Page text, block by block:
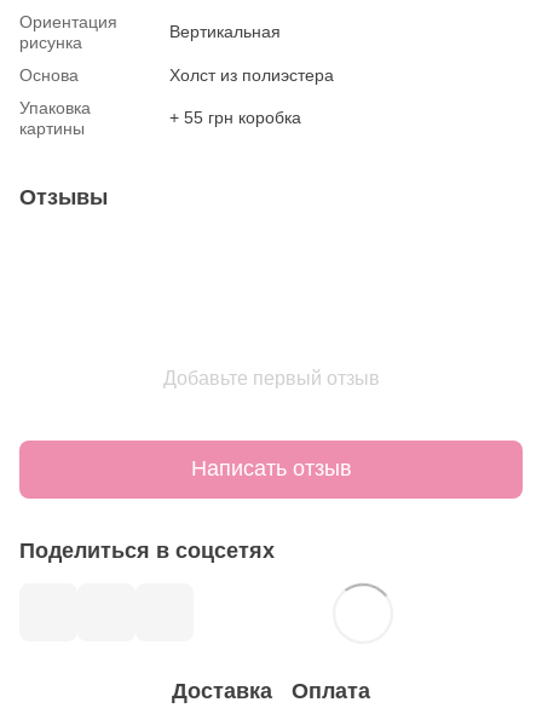
Ориентация
рисунка
Вертикальная
Основа
Холст из полиэстера
Упаковка
картины
+ 55 грн коробка
Отзывы
Добавьте первый отзыв
Написать отзыв
Поделиться в соцсетях
Доставка Оплата